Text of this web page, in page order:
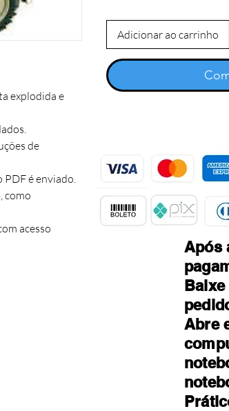
explodida e
de
é enviado.
como
acesso
Adicionar ao carrinho
Após
Abre